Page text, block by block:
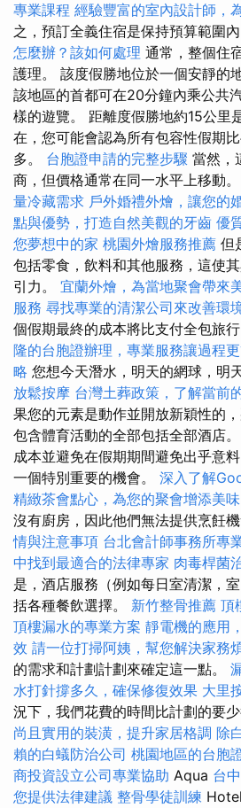
專業課程 經驗豐富的室內設計師，
之，預訂全義住宿是保持預算範圍
怎麼辦？該如何處理 通常，整個住
護理。 該度假勝地位於一個安靜的
該地區的首都可在20分鐘內乘公共
樣的遊覽。 距離度假勝地約15公里
在，您可能會認為所有包容性假期
多。 台胞證申請的完整步驟 當然，
商，但價格通常在同一水平上移動。
量冷藏需求 戶外婚禮外燴，讓您的
點與優勢，打造自然美觀的牙齒 優
您夢想中的家 桃園外燴服務推薦 但
包括零食，飲料和其他服務，這使
引力。 宜蘭外燴，為當地聚會帶來
服務 尋找專業的清潔公司來改善環
個假期最終的成本將比支付全包旅
隆的台胞證辦理，專業服務讓過程
略 您想今天潛水，明天的網球，明
放鬆按摩 台灣土葬政策，了解當前
果您的元素是動作並開放新穎性的
包含體育活動的全部包括全部酒店
成本並避免在假期期間避免出乎意
一個特別重要的機會。 深入了解
精緻茶會點心，為您的聚會增添美味
沒有廚房，因此他們無法提供烹飪機
情與注意事項 台北會計師事務所專
中找到最適合的法律專家 肉毒桿菌
是，酒店服務（例如每日室清潔，
括各種餐飲選擇。 新竹整骨推薦 頂
頂樓漏水的專業方案 靜電機的應用
效 請一位打掃阿姨，幫您解決家務
的需求和計劃計劃來確定這一點。
水打針撐多久，確保修復效果 大里
況下，我們花費的時間比計劃的要
尚且實用的裝潢，提升家居格調 除
賴的白蟻防治公司 桃園地區的台胞
商投資設立公司專業協助 Aqua 台
您提供法律建議 整骨學徒訓練